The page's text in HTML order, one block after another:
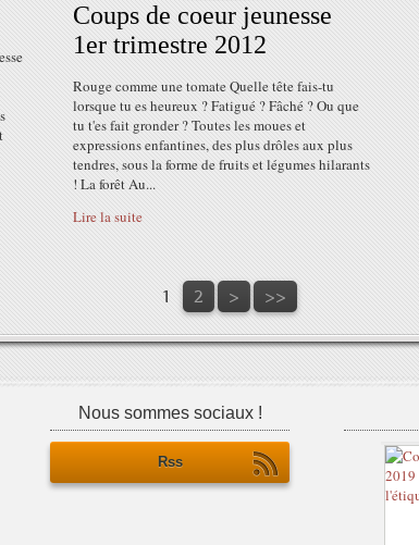
Coups de coeur jeunesse
1er trimestre 2012
Rouge comme une tomate Quelle tête fais-tu
lorsque tu es heureux ? Fatigué ? Fâché ? Ou que
tu t'es fait gronder ? Toutes les moues et
expressions enfantines, des plus drôles aux plus
tendres, sous la forme de fruits et légumes hilarants
! La forêt Au...
Lire la suite
1 2 > >>
Nous sommes sociaux !
Rss